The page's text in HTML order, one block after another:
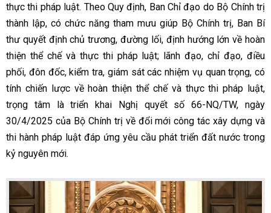
thực thi pháp luật. Theo Quy định, Ban Chỉ đạo do Bộ Chính trị
thành lập, có chức năng tham mưu giúp Bộ Chính trị, Ban Bí
thư quyết định chủ trương, đường lối, định hướng lớn về hoàn
thiện thể chế và thực thi pháp luật; lãnh đạo, chỉ đạo, điều
phối, đôn đốc, kiểm tra, giám sát các nhiệm vụ quan trọng, có
tính chiến lược về hoàn thiện thể chế và thực thi pháp luật,
trọng tâm là triển khai Nghị quyết số 66-NQ/TW, ngày
30/4/2025 của Bộ Chính trị về đổi mới công tác xây dựng và
thi hành pháp luật đáp ứng yêu cầu phát triển đất nước trong
kỷ nguyên mới.